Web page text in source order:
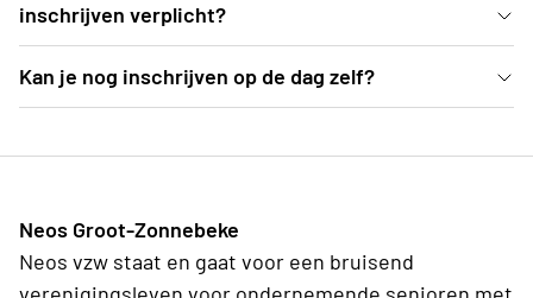
inschrijven verplicht?
Wij vragen om organisatorische reden om in te
schrijven.
Kan je nog inschrijven op de dag zelf?
Neos Groot-Zonnebeke
Neos vzw staat en gaat voor een bruisend